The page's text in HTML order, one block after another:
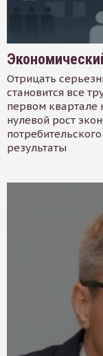
Отрицать
становится все
первом квартале
нулевой рост
результаты